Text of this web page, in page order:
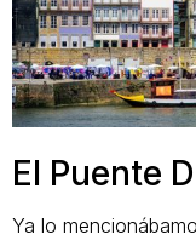
El Puente
Ya lo